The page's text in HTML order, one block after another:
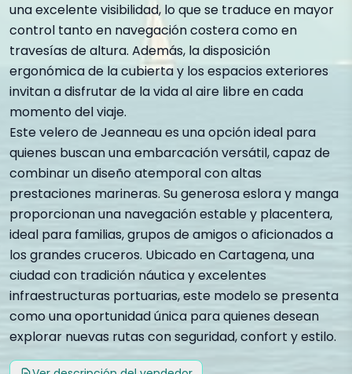
una excelente visibilidad, lo que se traduce en mayor
control tanto en navegación costera como en
travesías de altura. Además, la disposición
ergonómica de la cubierta y los espacios exteriores
invitan a disfrutar de la vida al aire libre en cada
momento del viaje.
Este velero de Jeanneau es una opción ideal para
quienes buscan una embarcación versátil, capaz de
combinar un diseño atemporal con altas
prestaciones marineras. Su generosa eslora y manga
proporcionan una navegación estable y placentera,
ideal para familias, grupos de amigos o aficionados a
los grandes cruceros. Ubicado en Cartagena, una
ciudad con tradición náutica y excelentes
infraestructuras portuarias, este modelo se presenta
como una oportunidad única para quienes desean
explorar nuevas rutas con seguridad, confort y estilo.